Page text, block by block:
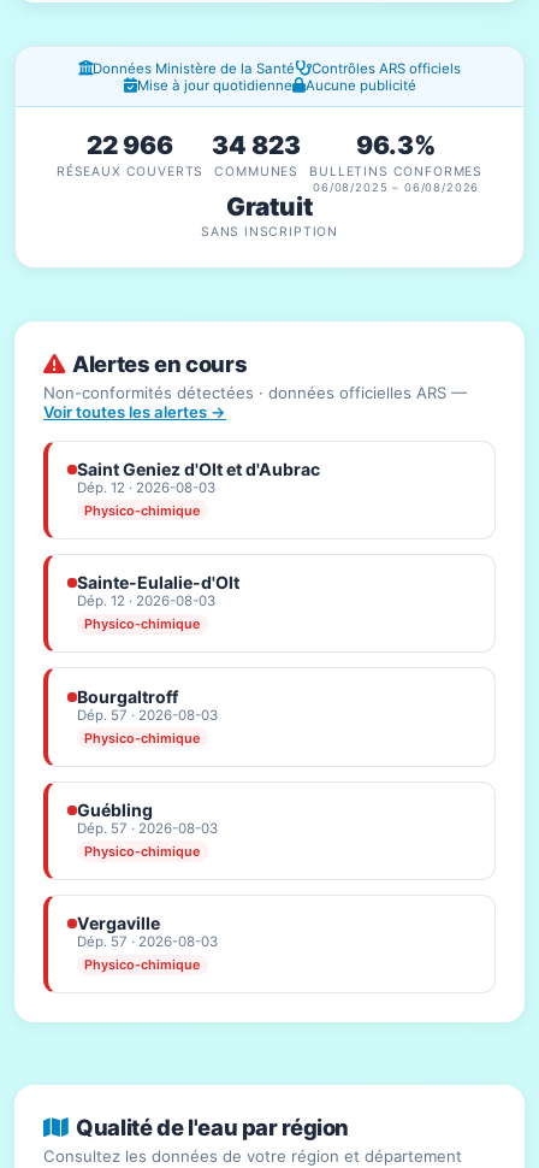
Fenêtres d'information
Données Ministère de la Santé
Contrôles ARS officiels
Mise à jour quotidienne
Aucune publicité
22 966
RÉSEAUX COUVERTS
34 823
COMMUNES
96.3%
BULLETINS CONFORMES
06/08/2025 – 06/08/2026
Gratuit
SANS INSCRIPTION
Alertes en cours
Non-conformités détectées · données officielles ARS —
Voir toutes les alertes →
Saint Geniez d'Olt et d'Aubrac
Dép. 12 · 2026-08-03
Physico-chimique
Sainte-Eulalie-d'Olt
Dép. 12 · 2026-08-03
Physico-chimique
Bourgaltroff
Dép. 57 · 2026-08-03
Physico-chimique
Guébling
Dép. 57 · 2026-08-03
Physico-chimique
Vergaville
Dép. 57 · 2026-08-03
Physico-chimique
Qualité de l'eau par région
Consultez les données de votre région et département